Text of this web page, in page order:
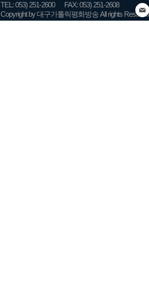
TEL: 053) 251-2600
FAX: 053) 251-2608
Copyright by 대구가톨릭평화방송 All rights